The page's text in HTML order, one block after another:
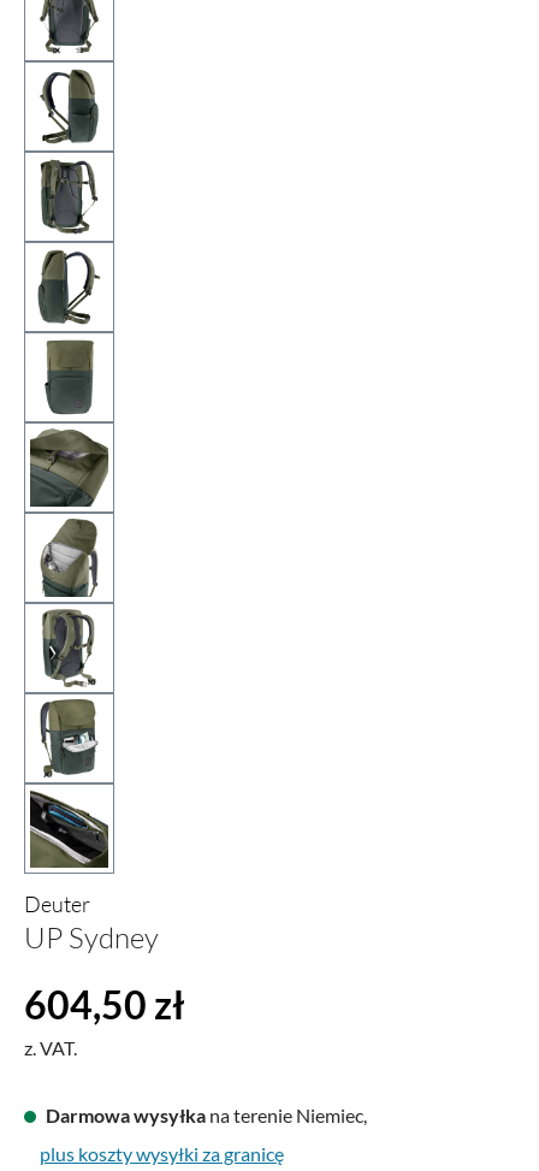
Deuter
UP Sydney
Cena regularna:
604,50 zł
z. VAT.
Darmowa wysyłka na terenie Niemiec,
plus koszty wysyłki za granicę